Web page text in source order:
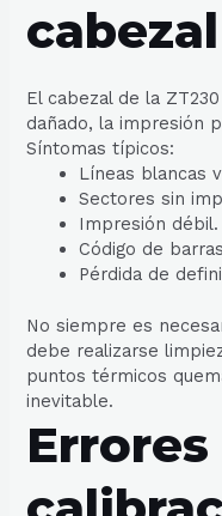
cabezal
El cabezal de la
dañado, la impresión
Síntomas típicos:
Líneas blancas
Sectores sin
Impresión débil.
Código de
Pérdida de
No siempre es
debe realizarse
puntos térmicos
inevitable.